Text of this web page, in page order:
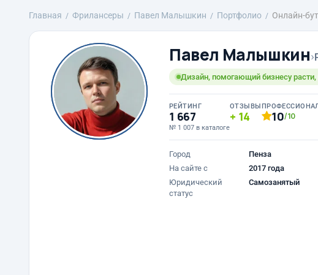
Главная Фрилансеры Павел Малышкин Портфолио Онлайн-
Павел Малышкин›
Дизайн, помогающий бизнесу
РЕЙТИНГ
1 667
№ 1 007 в каталоге
ОТЗЫВЫ
14 10/10
Город
Пенза
На сайте с
2017 года
Юридический
статус
Самозанятый